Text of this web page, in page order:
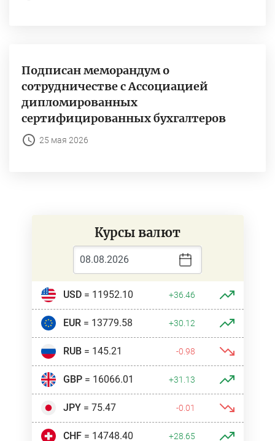
Подписан меморандум о
сотрудничестве с Ассоциацией
дипломированных
сертифицированных бухгалтеров
25 мая 2026
Курсы валют
USD= 11952.10 +36.46
EUR= 13779.58 +30.12
RUB= 145.21 -0.98
GBP= 16066.01 +31.13
JPY= 75.47 -0.01
CHF= 14748.40 +28.65